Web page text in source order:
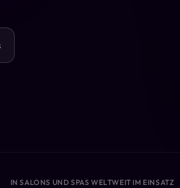
IN SALONS UND SPAS WELTWEIT IM EINSATZ